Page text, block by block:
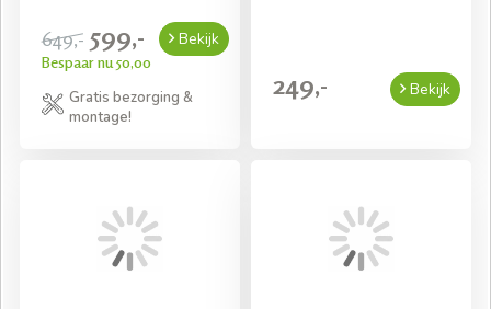
649,- 599,-
Bespaar nu 50,00
Bekijk
Gratis bezorging &
montage!
249,- Bekijk